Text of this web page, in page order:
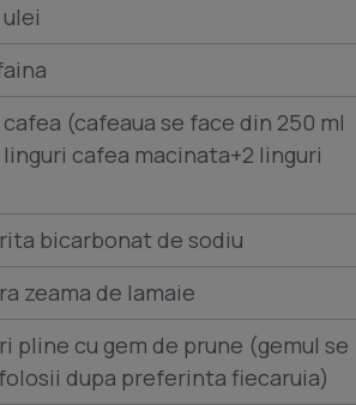
cafea (cafeaua se face din 250 ml
linguri cafea macinata+2 linguri
bicarbonat de sodiu
zeama de lamaie
pline cu gem de prune (gemul se
dupa preferinta fiecaruia)